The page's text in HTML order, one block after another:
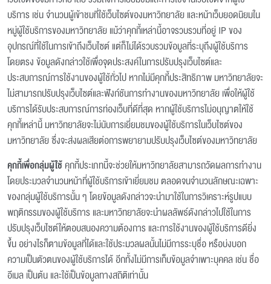
บริการ เช่น จำนวนผู้เข้าชมที่ใช้เว็บไซต์ของมหาวิทยาลัย และหน้าเว็บยอดนิยมใน
หมู่ผู้ใช้บริการของมหาวิทยาลัย แม้ว่าคุกกี้เหล่านี้อาจรวบรวมที่อยู่ IP ของ
อุปกรณ์ที่ใช้ในการเข้าถึงเว็บไซต์ แต่ก็ไม่ได้รวบรวมข้อมูลที่ระบุถึงผู้ใช้บริการ
โดยตรง ข้อมูลดังกล่าวใช้เพื่อจุดประสงค์ในการปรับปรุงเว็บไซต์และ
ประสบการณ์การใช้งานของผู้ใช้ทั่วไป หากไม่มีคุกกี้ประสิทธิภาพ มหาวิทยาลัยจะ
ไม่สามารถปรับปรุงเว็บไซต์และฟังก์ชันการทำงานของมหาวิทยาลัย เพื่อให้ผู้ใช้
บริการได้รับประสบการณ์การท่องเว็บที่ดีที่สุด หากผู้ใช้บริการไม่อนุญาตให้ใช้
คุกกี้เหล่านี้ มหาวิทยาลัยจะไม่นับการเยี่ยมชมของผู้ใช้บริการในเว็บไซต์ของ
มหาวิทยาลัย ซึ่งจะส่งผลเสียต่อการพยายามปรับปรุงเว็บไซต์ของมหาวิทยาลัย
คุกกี้เพื่อกลุ่มผู้ใช้คุกกี้ประเภทนี้จะช่วยให้มหาวิทยาลัยสามารถวัดผลการทำงาน
โดยประมวลจำนวนหน้าที่ผู้ใช้บริการเข้าเยี่ยมชม ตลอดจนจำนวนลักษณะเฉพาะ
ของกลุ่มผู้ใช้บริการนั้น ๆ โดยข้อมูลดังกล่าวจะนำมาใช้ในการวิเคราะห์รูปแบบ
พฤติกรรมของผู้ใช้บริการ และมหาวิทยาลัยจะนำผลลัพธ์ดังกล่าวไปใช้ในการ
ปรับปรุงเว็บไซต์ให้ตอบสนองความต้องการ และการใช้งานของผู้ใช้บริการดียิ่ง
ขึ้น อย่างไรก็ตามข้อมูลที่ได้และใช้ประมวลผลนั้นไม่มีการระบุชื่อ หรือบ่งบอก
ความเป็นตัวตนของผู้ใช้บริการได้ อีกทั้งไม่มีการเก็บข้อมูลจำเพาะบุคคล เช่น ชื่อ
อีเมล เป็นต้น และใช้เป็นข้อมูลทางสถิติเท่านั้น